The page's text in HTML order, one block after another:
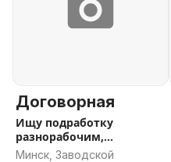
Договорная
Ищу подработку
разнорабочим,
строителем,грузиком
Минск, Заводской